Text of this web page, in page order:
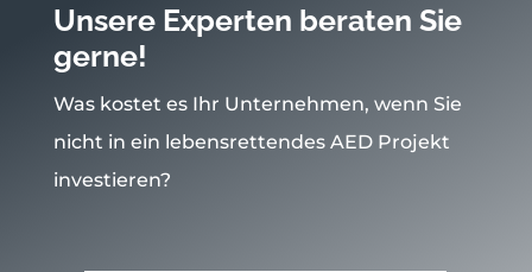
Unsere Experten beraten Sie
gerne!
Was kostet es Ihr Unternehmen, wenn Sie
nicht in ein lebensrettendes AED Projekt
investieren?